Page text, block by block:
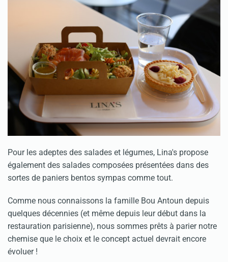
Pour les adeptes des salades et légumes, Lina's propose
également des salades composées présentées dans des
sortes de paniers bentos sympas comme tout.
Comme nous connaissons la famille Bou Antoun depuis
quelques décennies (et même depuis leur début dans la
restauration parisienne), nous sommes prêts à parier notre
chemise que le choix et le concept actuel devrait encore
évoluer !